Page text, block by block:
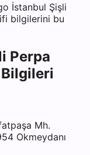
İstanbul Şişli
bilgilerini bu
Perpa
Mh.
Okmeydanı